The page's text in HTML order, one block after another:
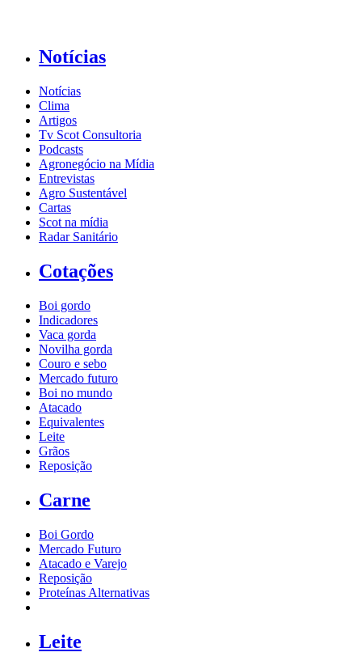
Notícias
Notícias
Clima
Artigos
Tv Scot Consultoria
Podcasts
Agronegócio na Mídia
Entrevistas
Agro Sustentável
Cartas
Scot na mídia
Radar Sanitário
Cotações
Boi gordo
Indicadores
Vaca gorda
Novilha gorda
Couro e sebo
Mercado futuro
Boi no mundo
Atacado
Equivalentes
Leite
Grãos
Reposição
Carne
Boi Gordo
Mercado Futuro
Atacado e Varejo
Reposição
Proteínas Alternativas
Leite